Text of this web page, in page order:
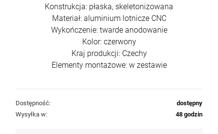
Konstrukcja: płaska, skeletonizowana
Materiał: aluminium lotnicze CNC
Wykończenie: twarde anodowanie
Kolor: czerwony
Kraj produkcji: Czechy
Elementy montażowe: w zestawie
Dostępność:
dostępny
Wysyłka w:
48 godzin